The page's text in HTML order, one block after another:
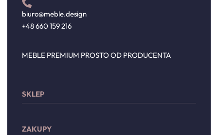
biuro@meble.design
+48 660 159 216
MEBLE PREMIUM PROSTO OD PRODUCENTA
SKLEP
ZAKUPY